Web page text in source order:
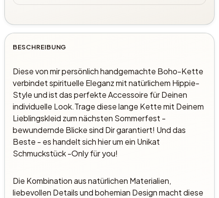
BESCHREIBUNG
Diese von mir persönlich handgemachte Boho-Kette
verbindet spirituelle Eleganz mit natürlichem Hippie-
Style und ist das perfekte Accessoire für Deinen
individuelle Look.Trage diese lange Kette mit Deinem
Lieblingskleid zum nächsten Sommerfest -
bewundernde Blicke sind Dir garantiert! Und das
Beste - es handelt sich hier um ein Unikat
Schmuckstück -Only für you!
Die Kombination aus natürlichen Materialien,
liebevollen Details und bohemian Design macht diese